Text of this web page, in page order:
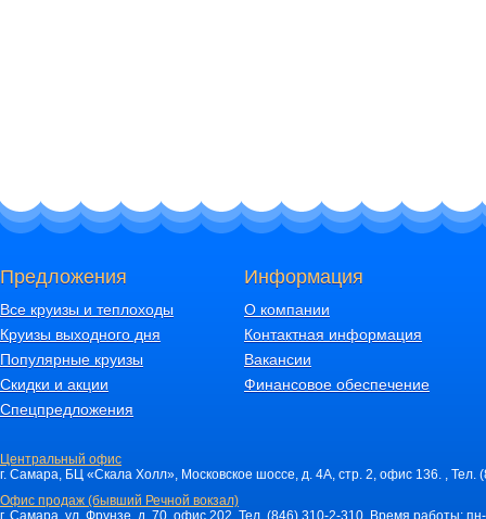
Предложения
Все круизы и теплоходы
Круизы выходного дня
Популярные круизы
Скидки и акции
Спецпредложения
Информация
О компании
Контактная информация
Вакансии
Финансовое обеспечение
Центральный офис
г. Самара, БЦ «Скала Холл», Московское шоссе, д. 4А, стр. 2, офис 136. ,
Офис продаж (бывший Речной вокзал)
г. Самара, ул. Фрунзе, д. 70, офис 202, Тел. (846) 310-2-310, Время работы: